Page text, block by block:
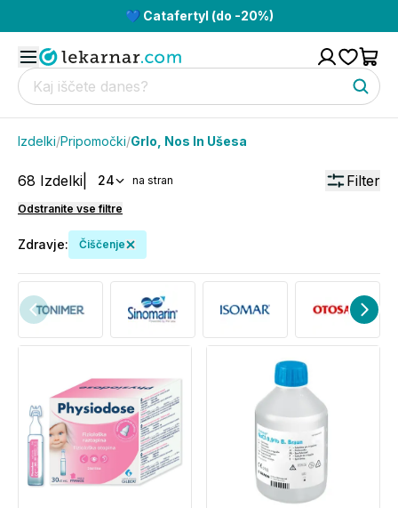
💙 Catafertyl (do -20%)
Izdelki/Pripomočki/Grlo, Nos In Ušesa
68 Izdelki 24 na stran Filter
Odstranite vse filtre
Zdravje: Čiščenje